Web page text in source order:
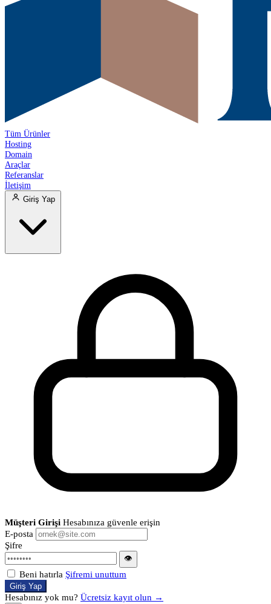
Tüm Ürünler
Hosting
Domain
Araçlar
Referanslar
İletişim
Giriş Yap
Müşteri Girişi Hesabınıza güvenle erişin
E-posta
Şifre
👁
Beni hatırla Şifremi unuttum
Giriş Yap
Hesabınız yok mu? Ücretsiz kayıt olun →